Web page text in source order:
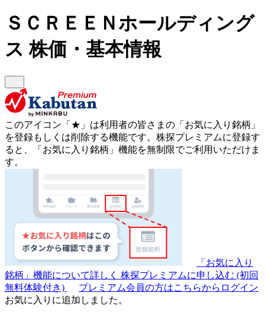
ＳＣＲＥＥＮホールディング
ス株価・基本情報
このアイコン 「★」 は利用者の皆さまの 「お気に入り銘柄」
を登録もしくは削除する機能です。 株探プレミアムに登録す
ると、「お気に入り銘柄」機能を無制限でご利用いただけま
す。
「お気に入り
銘柄」機能について詳しく 株探プレミアムに申し込む (初回
無料体験付き)
プレミアム会員の方はこちらからログイン
お気に入りに追加しました。